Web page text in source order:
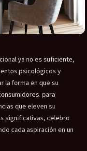
ya no es suficiente,
psicológicos y
la forma en que su
para
que eleven su
significativas, celebro
cada aspiración en un